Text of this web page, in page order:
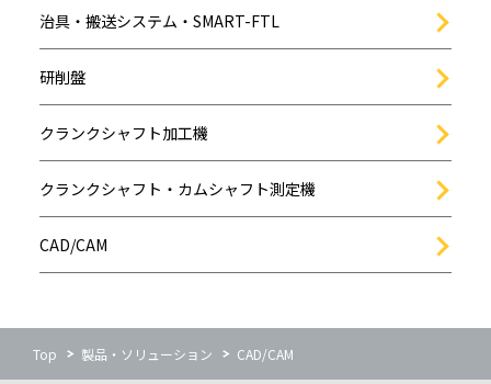
治具・搬送システム・SMART-FTL
研削盤
クランクシャフト加工機
クランクシャフト・カムシャフト測定機
CAD/CAM
Top 製品・ソリューション CAD/CAM